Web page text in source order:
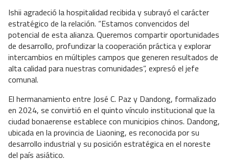
Ishii agradeció la hospitalidad recibida y subrayó el carácter
estratégico de la relación. “Estamos convencidos del
potencial de esta alianza. Queremos compartir oportunidades
de desarrollo, profundizar la cooperación práctica y explorar
intercambios en múltiples campos que generen resultados de
alta calidad para nuestras comunidades”, expresó el jefe
comunal.
El hermanamiento entre José C. Paz y Dandong, formalizado
en 2024, se convirtió en el quinto vínculo institucional que la
ciudad bonaerense establece con municipios chinos. Dandong,
ubicada en la provincia de Liaoning, es reconocida por su
desarrollo industrial y su posición estratégica en el noreste
del país asiático.